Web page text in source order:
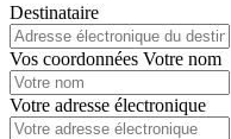
Destinataire
Vos coordonnées Votre nom
Votre adresse électronique